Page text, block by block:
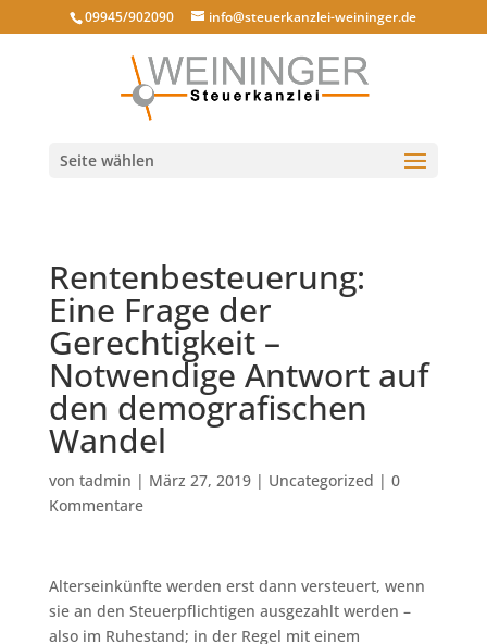
09945/902090 info@steuerkanzlei-weininger.de
Seite wählen
Rentenbesteuerung:
Eine Frage der
Gerechtigkeit –
Notwendige Antwort auf
den demografischen
Wandel
von tadmin | März 27, 2019| Uncategorized | 0
Kommentare
Alterseinkünfte werden erst dann versteuert, wenn
sie an den Steuerpflichtigen ausgezahlt werden –
also im Ruhestand; in der Regel mit einem